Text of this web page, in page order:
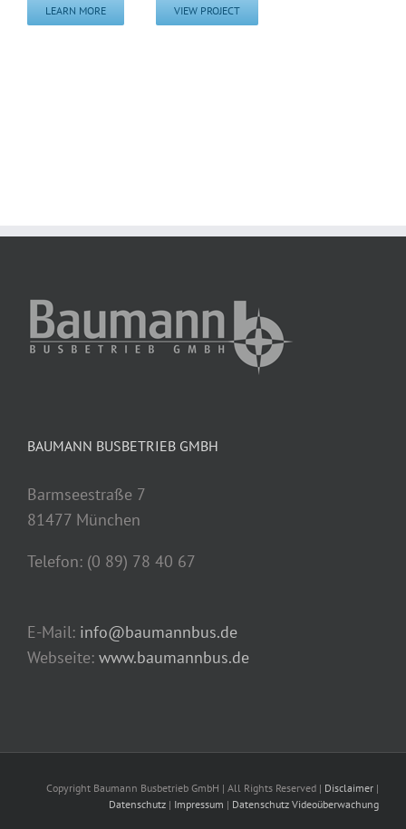
LEARN MORE VIEW PROJECT
BAUMANN BUSBETRIEB GMBH
Barmseestraße 7
81477 München
Telefon: (0 89) 78 40 67
E-Mail: info@baumannbus.de
Webseite: www.baumannbus.de
Copyright Baumann Busbetrieb GmbH | All Rights Reserved | Disclaimer |
Datenschutz | Impressum | Datenschutz Videoüberwachung